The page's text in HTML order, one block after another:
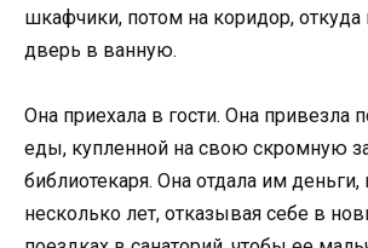
шкафчики, потом на коридор, откуда
дверь в ванную.
Она приехала в гости. Она привезла
еды, купленной на свою скромную
библиотекаря. Она отдала им
несколько лет, отказывая себе в